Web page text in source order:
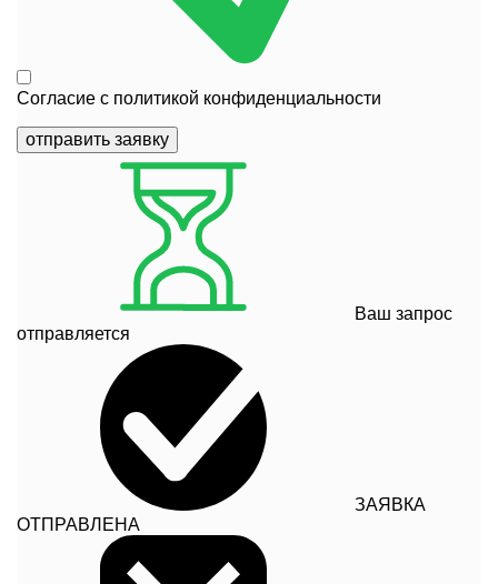
Согласие с политикой конфиденциальности
отправить заявку
Ваш запрос
отправляется
ЗАЯВКА
ОТПРАВЛЕНА